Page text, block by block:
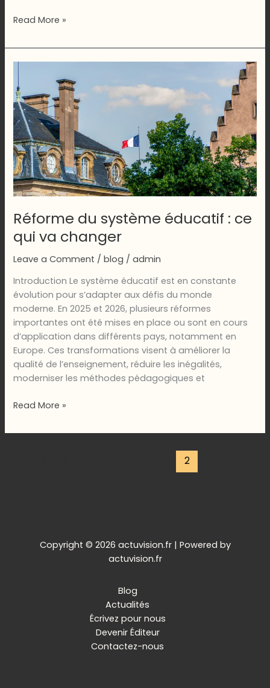
Les
françaises
qui
le
plus
en
2025
Read More »
Réforme du système éducatif : ce
qui va changer
Leave a Comment /blog /admin
Introduction Le système éducatif est en constante
évolution pour s’adapter aux défis du monde
moderne. En 2025 et 2026, plusieurs réformes
importantes ont été mises en place ou sont en cours
d’application dans différents pays, notamment en
Europe. Ces transformations visent à améliorer la
qualité de l’enseignement, réduire les inégalités,
moderniser les méthodes pédagogiques et
Réforme
système
Read More »
2
Copyright © 2026 actuvision.fr | Powered by
actuvision.fr
Blog
Actualités
Écrivez pour nous
Devenir Éditeur
Contactez-nous